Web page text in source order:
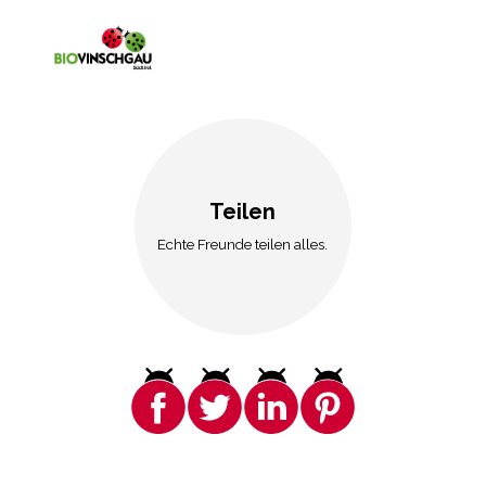
Teilen
Echte Freunde teilen alles.